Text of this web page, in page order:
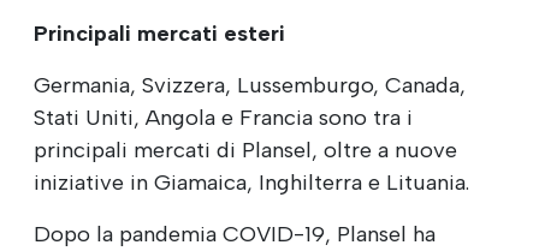
Principali mercati esteri
Germania, Svizzera, Lussemburgo, Canada,
Stati Uniti, Angola e Francia sono tra i
principali mercati di Plansel, oltre a nuove
iniziative in Giamaica, Inghilterra e Lituania.
Dopo la pandemia COVID-19, Plansel ha